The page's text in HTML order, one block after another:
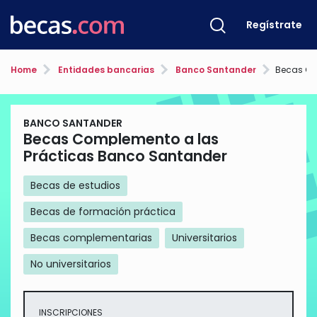
Regístrate
Home Entidades bancarias Banco Santander Becas
BANCO SANTANDER
Becas Complemento a las
Prácticas Banco Santander
Becas de estudios
Becas de formación práctica
Becas complementarias
Universitarios
No universitarios
INSCRIPCIONES